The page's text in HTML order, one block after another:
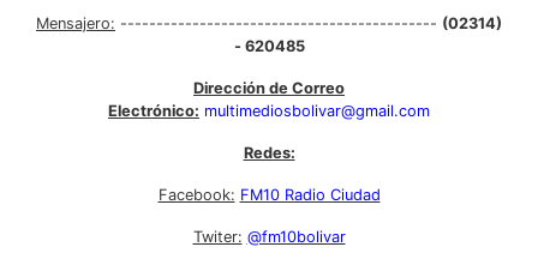
Mensajero: -------------------------------------------- (02314)
- 620485
Dirección de Correo
Electrónico: multimediosbolivar@gmail.com
Redes:
Facebook: FM10 Radio Ciudad
Twiter: @fm10bolivar